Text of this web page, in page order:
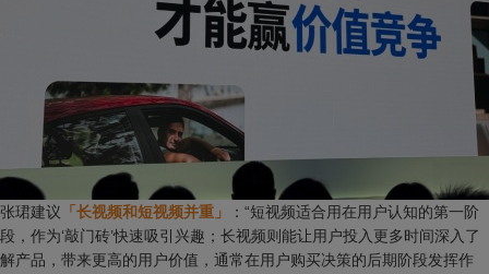
张珺建议 「长视频和短视频并重」
：“短视频适合用在用户认知的第一阶
段，作为‘敲门砖’快速吸引兴趣；长视频则能让用户投入更多时间深入了
解产品，带来更高的用户价值，通常在用户购买决策的后期阶段发挥作